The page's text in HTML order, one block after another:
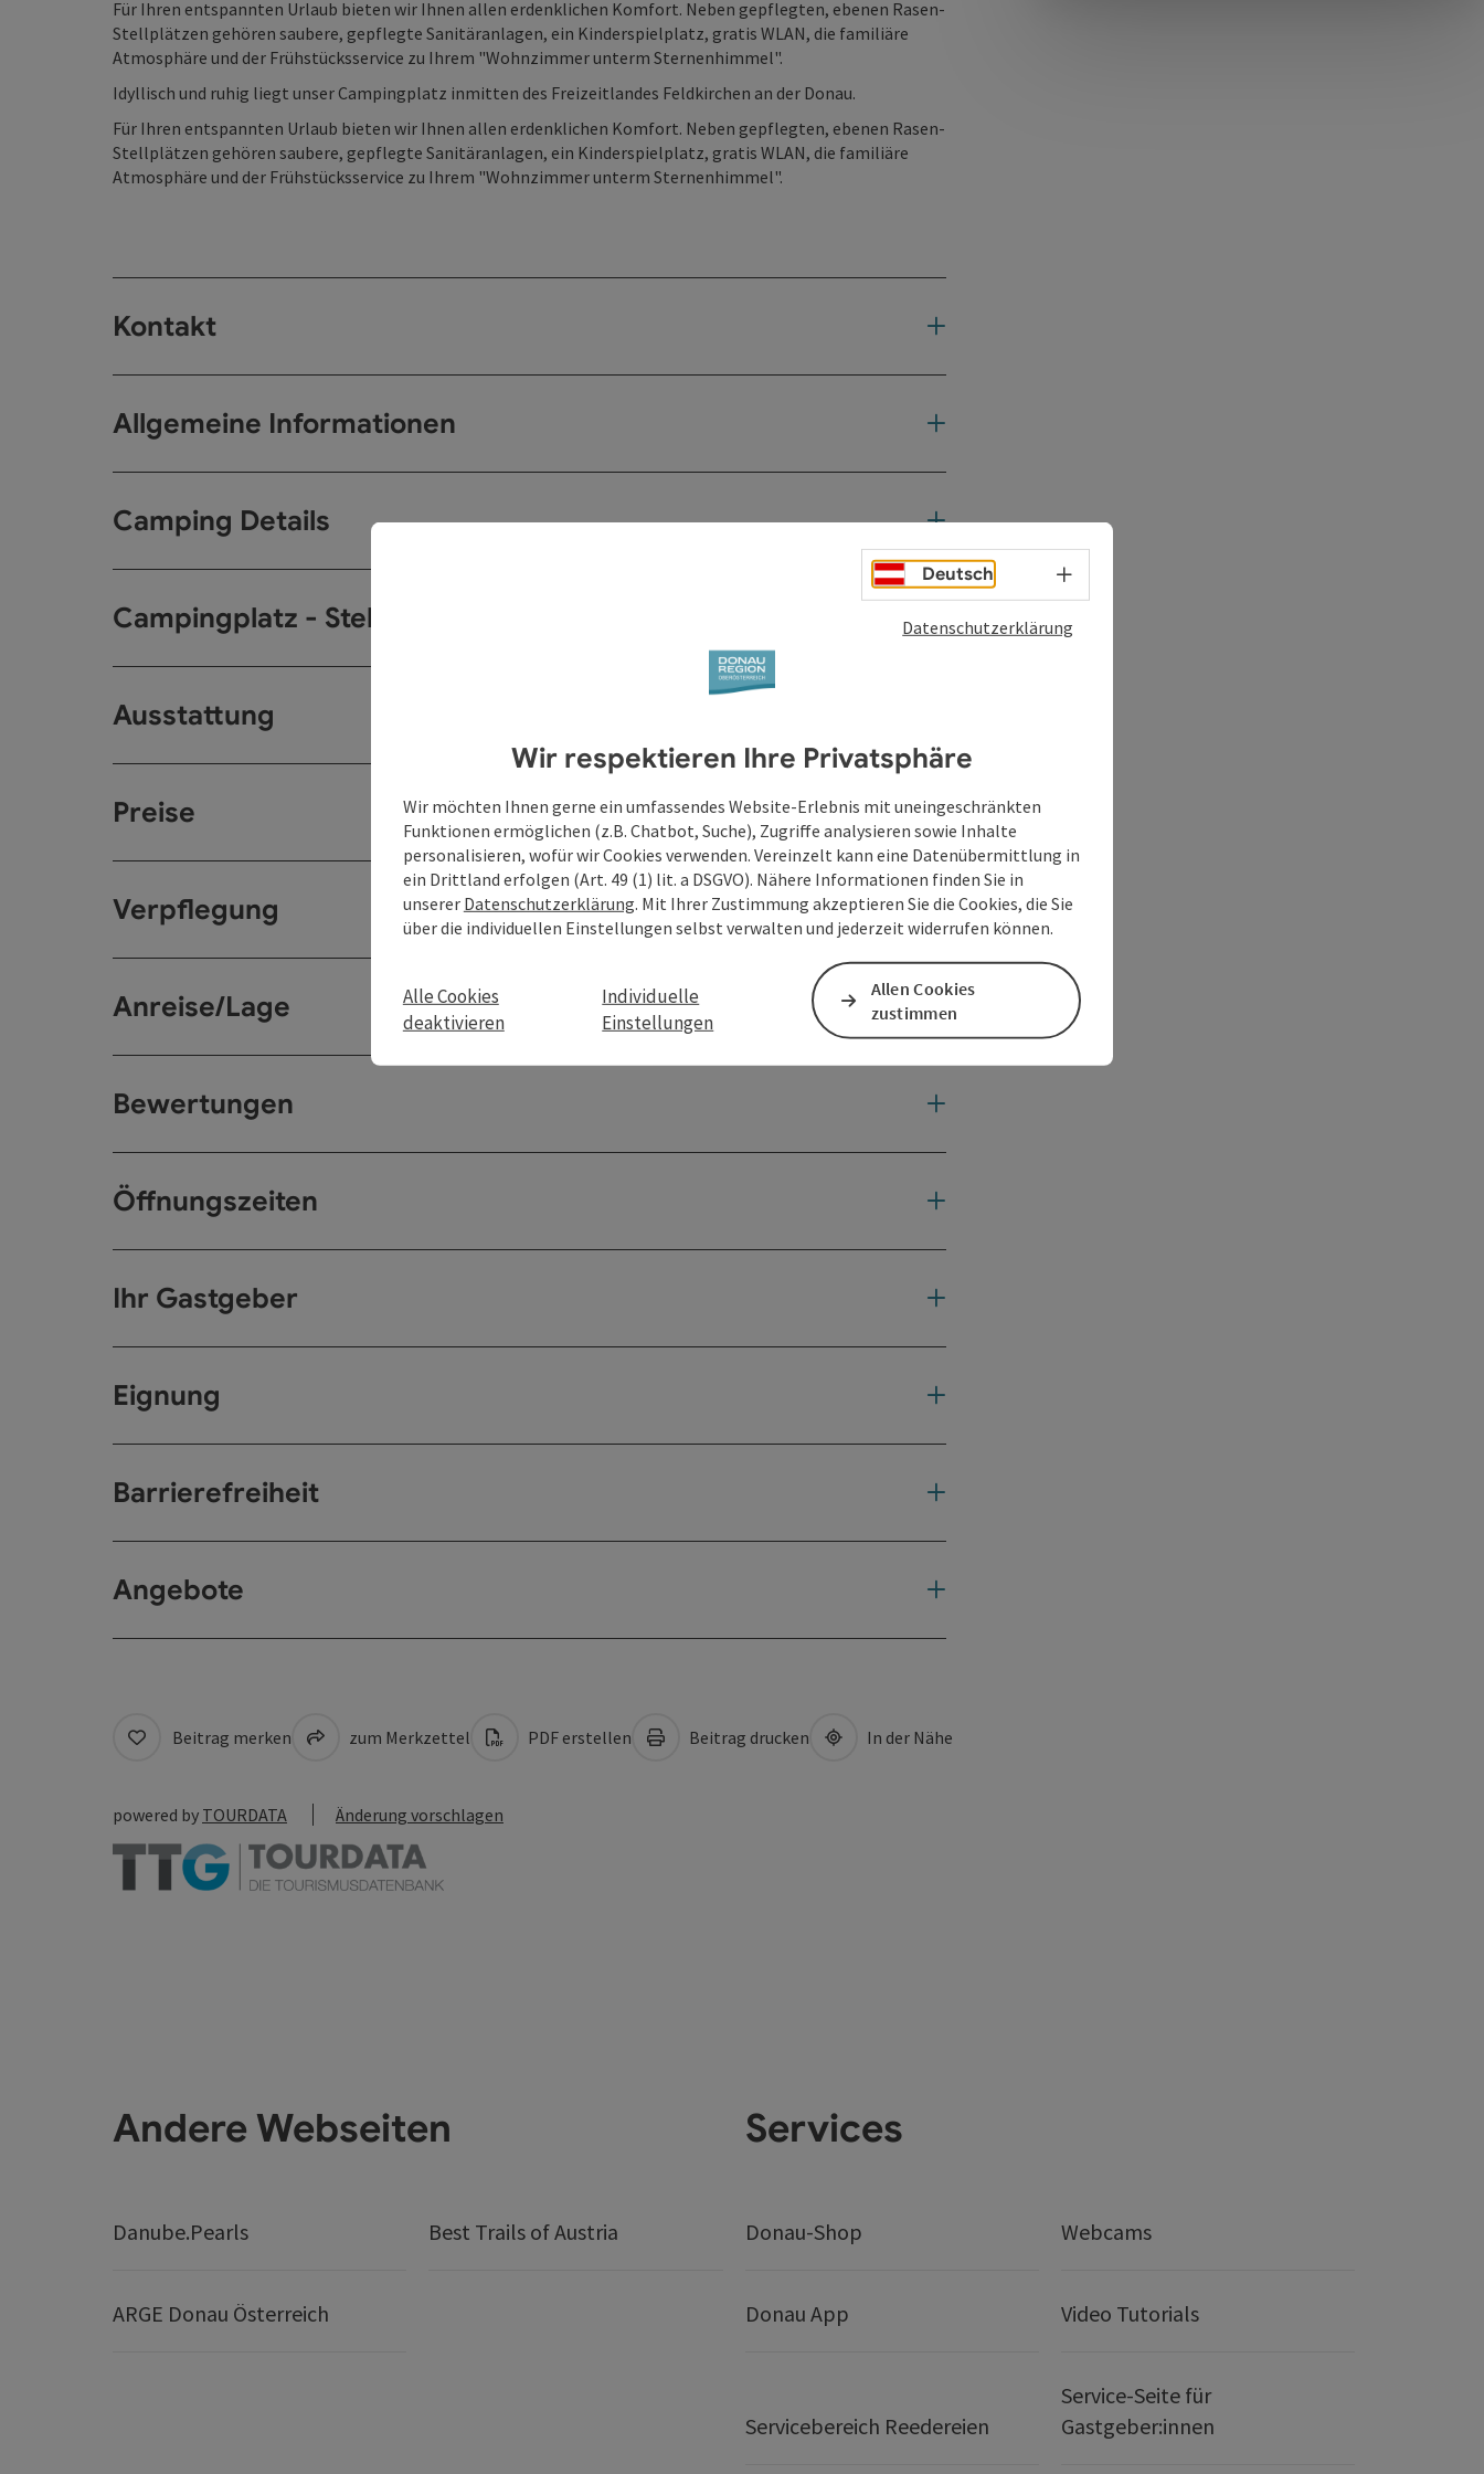
Für Ihren entspannten Urlaub bieten wir Ihnen allen erdenklichen Komfort. Neben gepflegten, ebenen Rasen-
Stellplätzen gehören saubere, gepflegte Sanitäranlagen, ein Kinderspielplatz, gratis WLAN, die familiäre
Atmosphäre und der Frühstücksservice zu Ihrem "Wohnzimmer unterm Sternenhimmel".
Idyllisch und ruhig liegt unser Campingplatz inmitten des Freizeitlandes Feldkirchen an der Donau.
Für Ihren entspannten Urlaub bieten wir Ihnen allen erdenklichen Komfort. Neben gepflegten, ebenen Rasen-
Stellplätzen gehören saubere, gepflegte Sanitäranlagen, ein Kinderspielplatz, gratis WLAN, die familiäre
Atmosphäre und der Frühstücksservice zu Ihrem "Wohnzimmer unterm Sternenhimmel".
Kontakt
Allgemeine Informationen
Camping Details
Campingplatz - Stellplätze
Ausstattung
Preise
Verpflegung
Anreise/Lage
Bewertungen
Öffnungszeiten
Ihr Gastgeber
Eignung
Barrierefreiheit
Angebote
Beitrag merken zum Merkzettel PDF erstellen Beitrag drucken In der Nähe
powered by TOURDATA Änderung vorschlagen
Andere Webseiten
Danube.Pearls Best Trails of Austria
ARGE Donau Österreich
Services
Donau-Shop Webcams
Donau App Video Tutorials
Servicebereich Reedereien
Service-Seite für
Gastgeber:innen
Deutsch Sprachwahl - Menü öffnen
Datenschutzerklärung
Wir respektieren Ihre Privatsphäre
Wir möchten Ihnen gerne ein umfassendes Website-Erlebnis mit uneingeschränkten
Funktionen ermöglichen (z.B. Chatbot, Suche), Zugriffe analysieren sowie Inhalte
personalisieren, wofür wir Cookies verwenden. Vereinzelt kann eine Datenübermittlung in
ein Drittland erfolgen (Art. 49 (1) lit. a DSGVO). Nähere Informationen finden Sie in
unserer Datenschutzerklärung. Mit Ihrer Zustimmung akzeptieren Sie die Cookies, die Sie
über die individuellen Einstellungen selbst verwalten und jederzeit widerrufen können.
Alle Cookies
deaktivieren
Individuelle
Einstellungen
Allen Cookies
zustimmen